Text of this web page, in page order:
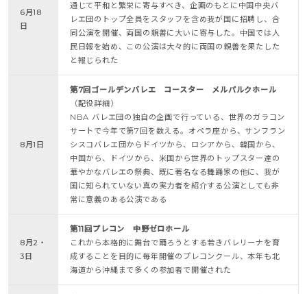
6月18
日
通じて平和と繁栄に寄与すべき、企画のもとに中国中央バ
レエ団のトップ全員をスタッフを含め我が国に招聘し、合
同公演を開催、両国の親善に大いに寄与した。中国では人
民日報を始め、この公演は大々的に両国の親善を果たした
と報じられた
8月1日
第7回ゴールデンバレエ コースター メルパルクホール
（配役詳細）
NBA バレエ団の独自の企画で行っている、世界のガラコン
サートで今年で第7回を数える。オペラ座から、サンフラン
シスコバレエ団からドイツから、ロシアから、韓国から、
中国から、ドイツから、米国から世界のトップスター達の
華やかなバレエの祭典、既に著名なる舞踊家の他に、我が
国に知られていない真の実力者を紹介する公演としても非
常に意義のある公演である
8月2・
3日
第11回プレコン 中野ゼロホール
これから本格的に舞台で踊ろうとする若きバレリーナを育
成することを目的に毎年開催のプレコンクール、本年も北
海道から沖縄まで多くの参加者で開催された